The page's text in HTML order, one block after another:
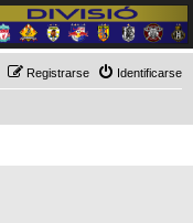
Identificarse
Registrarse